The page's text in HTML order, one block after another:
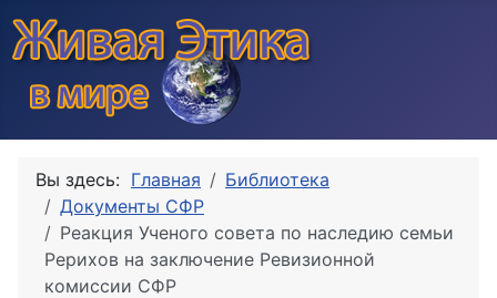
Вы здесь: Главная
Библиотека
Документы СФР
Реакция Ученого совета по наследию семьи
Рерихов на заключение Ревизионной
комиссии СФР